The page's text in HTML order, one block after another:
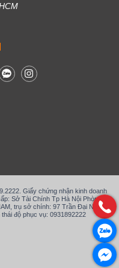
Giấy chứng nhận kinh doanh
Sở Tài Chính Tp Hà Nội Phòng
trụ sở chính: 97 Trần Đại Nghĩa,
độ phục vụ: 0931892222